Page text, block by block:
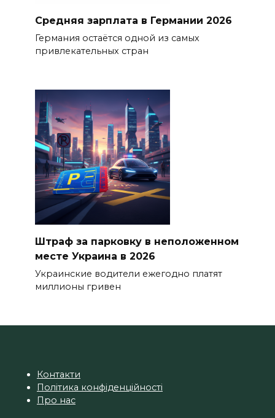
Средняя зарплата в Германии 2026
Германия остаётся одной из самых
привлекательных стран
Штраф за парковку в неположенном
месте Украина в 2026
Украинские водители ежегодно платят
миллионы гривен
Контакти
Політика конфіденційності
Про нас